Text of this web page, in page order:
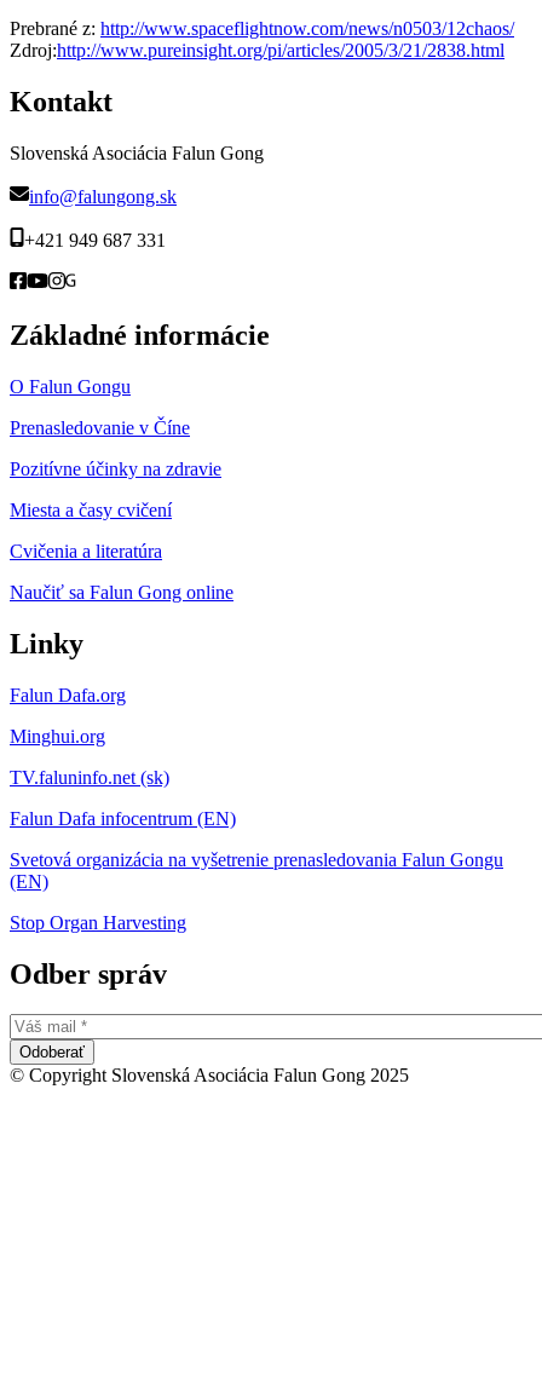
Prebrané z: http://www.spaceflightnow.com/news/n0503/12chaos/
Zdroj:http://www.pureinsight.org/pi/articles/2005/3/21/2838.html
Kontakt
Slovenská Asociácia Falun Gong
info@falungong.sk
+421 949 687 331
Základné informácie
O Falun Gongu
Prenasledovanie v Číne
Pozitívne účinky na zdravie
Miesta a časy cvičení
Cvičenia a literatúra
Naučiť sa Falun Gong online
Linky
Falun Dafa.org
Minghui.org
TV.faluninfo.net (sk)
Falun Dafa infocentrum (EN)
Svetová organizácia na vyšetrenie prenasledovania Falun Gongu
(EN)
Stop Organ Harvesting
Odber správ
© Copyright Slovenská Asociácia Falun Gong 2025